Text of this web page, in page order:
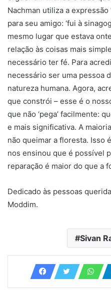
Nachman utiliza a expressão
para seu amigo: ‘fui à
mesmo lugar que estava
relação às coisas mais
necessário ter fé. Para
necessário ser uma pessoa
natureza humana. Agora,
que constrói – esse é o
que não ‘pega’ facilmente:
e mais significativa. A
não queimar a floresta. Isso
nos ensinou que é possível
reparação é maior do que a
Dedicado às pessoas
Moddim.
Sivan